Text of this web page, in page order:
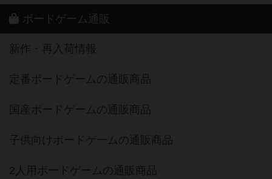
ボードゲーム通販
新作・再入荷情報
定番ボードゲームの通販商品
国産ボードゲームの通販商品
子供向けボードゲームの通販商品
2人用ボードゲームの通販商品